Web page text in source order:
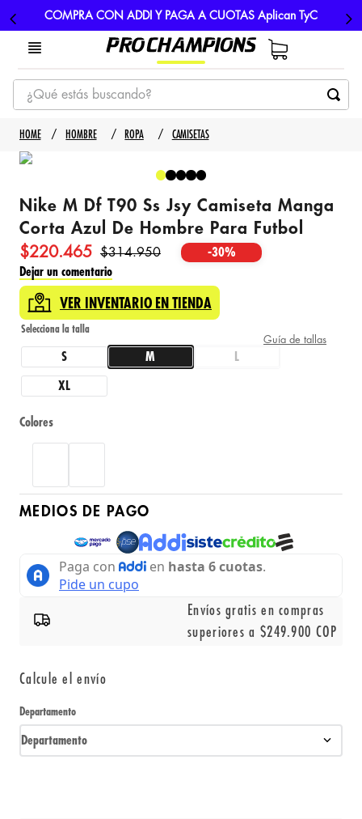
COMPRA CON ADDI Y PAGA A CUOTAS Aplican TyC
¿Qué estás buscando?
TÉRMINOS MÁS BUSCADOS
1
3. nike
4. guayos
5
HOMBRE ROPA CAMISETAS
Nike M Df T90 Ss Jsy Camiseta Manga
Corta Azul De Hombre Para Futbol
$220.465 $314.950 -30%
Dejar un comentario
VER INVENTARIO EN TIENDA
Guía de tallas
S M L
XL
Colores
MEDIOS DE PAGO
Envíos gratis en compras
superiores a $249.900 COP
Calcule el envío
Departamento
Departamento